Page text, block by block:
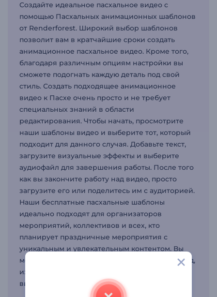
Создайте идеальное пасхальное видео с
помощью Пасхальных анимационных шаблонов
от Renderforest. Широкий выбор шаблонов
позволит вам в кратчайшие сроки создать
анимационное пасхальное видео. Кроме того,
благодаря различным опциям настройки вы
сможете подогнать каждую деталь под свой
стиль. Создать подходящее анимационное
видео к Пасхе очень просто и не требует
специальных знаний в области
редактирования. Чтобы начать, просмотрите
наши шаблоны видео и выберите тот, который
подходит для данного случая. Добавьте текст,
загрузите визуальные эффекты и выберите
аудиофайл для завершения работы. После того
как вы закончите работу над видео, просто
загрузите его или поделитесь им с аудиторией.
Наши бесплатные пасхальные шаблоны
идеально подходят для организаторов
мероприятий, коллективов и всех, кто
планирует праздничные мероприятия с
уникальным и увлекательным контентом. Вы
можете продолжать празднование круглый год,
изучив наши шаблоны всех праздничных
видео, включая рождественские.